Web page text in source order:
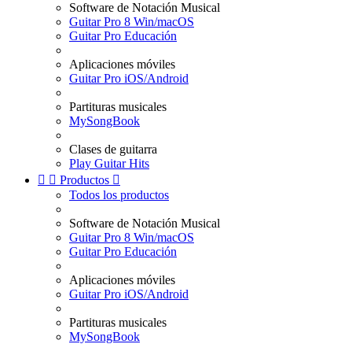
Software de Notación Musical
Guitar Pro 8 Win/macOS
Guitar Pro Educación
Aplicaciones móviles
Guitar Pro iOS/Android
Partituras musicales
MySongBook
Clases de guitarra
Play Guitar Hits
  Productos 
Todos los productos
Software de Notación Musical
Guitar Pro 8 Win/macOS
Guitar Pro Educación
Aplicaciones móviles
Guitar Pro iOS/Android
Partituras musicales
MySongBook